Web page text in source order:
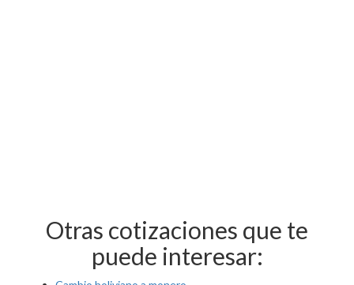
Otras cotizaciones que te
puede interesar: